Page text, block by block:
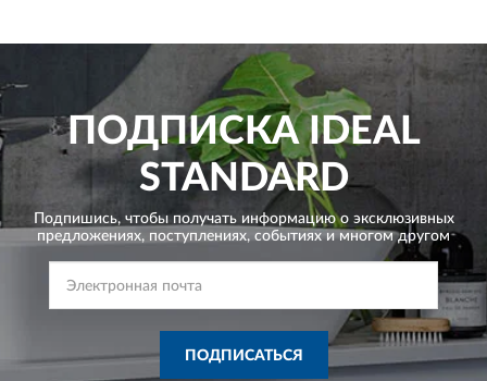
ПОДПИСКАIDEAL
STANDARD
Подпишись, чтобы получать информацию о эксклюзивных
предложениях, поступлениях, событиях и многом другом
ПОДПИСАТЬСЯ